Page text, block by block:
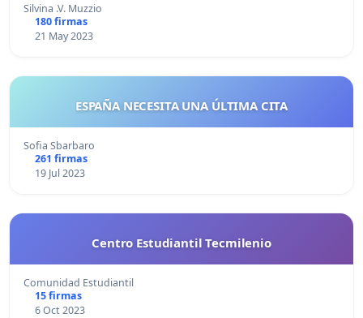
Silvina .V. Muzzio
180 firmas
21 May 2023
ESPAÑA NECESITA UNA ÚLTIMA CITA
Sofia Sbarbaro
261 firmas
19 Jul 2023
Centro Estudiantil Tecmilenio
Comunidad Estudiantil
15 firmas
6 Oct 2023